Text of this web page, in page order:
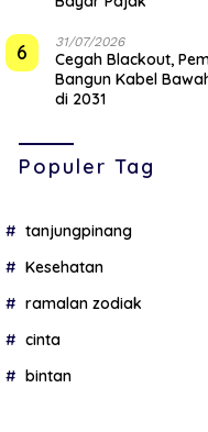
6 31/07/2026
Cegah Blackout,
Bangun Kabel
di 2031
Populer Tag
tanjungpinang
Kesehatan
ramalan zodiak
cinta
bintan